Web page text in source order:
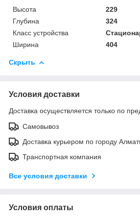
Высота
229
Глубина
324
Класс устройства
Ширина
404
Скрыть
Условия доставки
Доставка осуществляется только по
Самовывоз
Доставка курьером по городу
Транспортная компания
Все условия доставки
Условия оплаты